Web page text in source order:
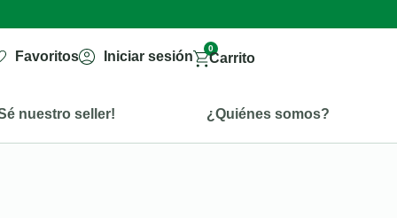
Favoritos Iniciar sesión
0
Carrito
nuestro seller! ¿Quiénes somos?